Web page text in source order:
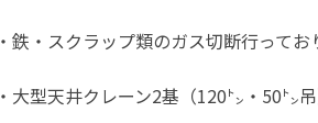
・鉄・スクラップ類のガス切断行ってお
・大型天井クレーン2基（120㌧・50㌧